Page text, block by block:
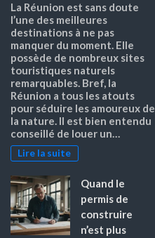
La Réunion est sans doute
l’une des meilleures
destinations à ne pas
manquer du moment. Elle
possède de nombreux sites
touristiques naturels
remarquables. Bref, la
Réunion a tous les atouts
pour séduire les amoureux de
la nature. Il est bien entendu
conseillé de louer un…
Lire la suite
Quand le
permis de
construire
n’est plus